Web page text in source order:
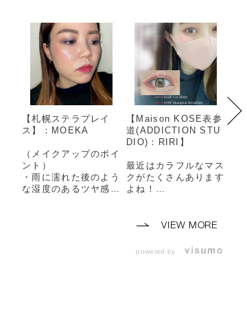
【札幌ステラプレイ
ス】：MOEKA
（メイクアップのポイ
ント）
・雨に濡れた後のよう
な湿度のあるツヤ感。
【Maison KOSE表参
道(ADDICTION STU
DIO)：RIRI】
最近はカラフルなマス
クがたくさんあります
よね！
させていただきます。
ピンク色のマスクに合
【
VIEW MORE
powered by